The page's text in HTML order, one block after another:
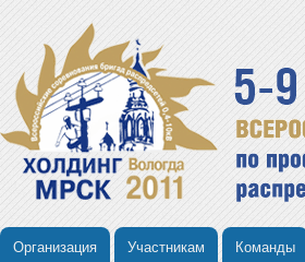
Организация Участникам Команды